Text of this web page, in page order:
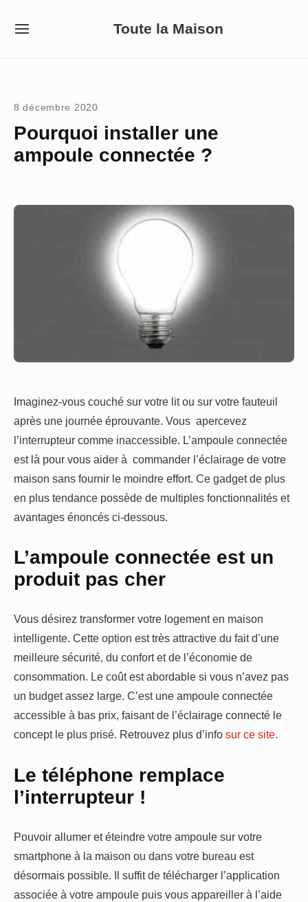
Toute la Maison
SITE
8 décembre 2020
Pourquoi installer une
ampoule connectée ?
Imaginez-vous couché sur votre lit ou sur votre fauteuil
après une journée éprouvante. Vous apercevez
l’interrupteur comme inaccessible. L’ampoule connectée
est là pour vous aider à commander l’éclairage de votre
maison sans fournir le moindre effort. Ce gadget de plus
en plus tendance possède de multiples fonctionnalités et
avantages énoncés ci-dessous.
L’ampoule connectée est un
produit pas cher
Vous désirez transformer votre logement en maison
intelligente. Cette option est très attractive du fait d’une
meilleure sécurité, du confort et de l’économie de
consommation. Le coût est abordable si vous n’avez pas
un budget assez large. C’est une ampoule connectée
accessible à bas prix, faisant de l’éclairage connecté le
concept le plus prisé. Retrouvez plus d’info sur ce site.
Le téléphone remplace
l’interrupteur !
Pouvoir allumer et éteindre votre ampoule sur votre
smartphone à la maison ou dans votre bureau est
désormais possible. Il suffit de télécharger l’application
associée à votre ampoule puis vous appareiller à l’aide